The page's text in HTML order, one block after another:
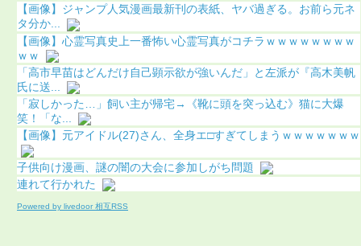
【画像】ジャンプ人気漫画最新刊の表紙、ヤバ過ぎる。お前ら元ネ
タ分か...
【画像】心霊写真史上一番怖い心霊写真がコチラｗｗｗｗｗｗｗｗ
ｗｗ
「高市早苗はどんだけ自己顕示欲が強いんだ」と左派が『高木美帆
氏に送...
「寂しかった…」飼い主が帰宅→《靴に頭を突っ込む》猫に大爆
笑！「な...
【画像】元アイドル(27)さん、全身エ□すぎてしまうｗｗｗｗｗｗｗ
子供向け漫画、謎の闇の大会に参加しがち問題
連れて行かれた
Powered by livedoor 相互RSS